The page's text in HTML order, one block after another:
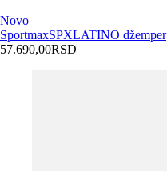
Novo
SportmaxSPXLATINO džemper
57.690,00RSD